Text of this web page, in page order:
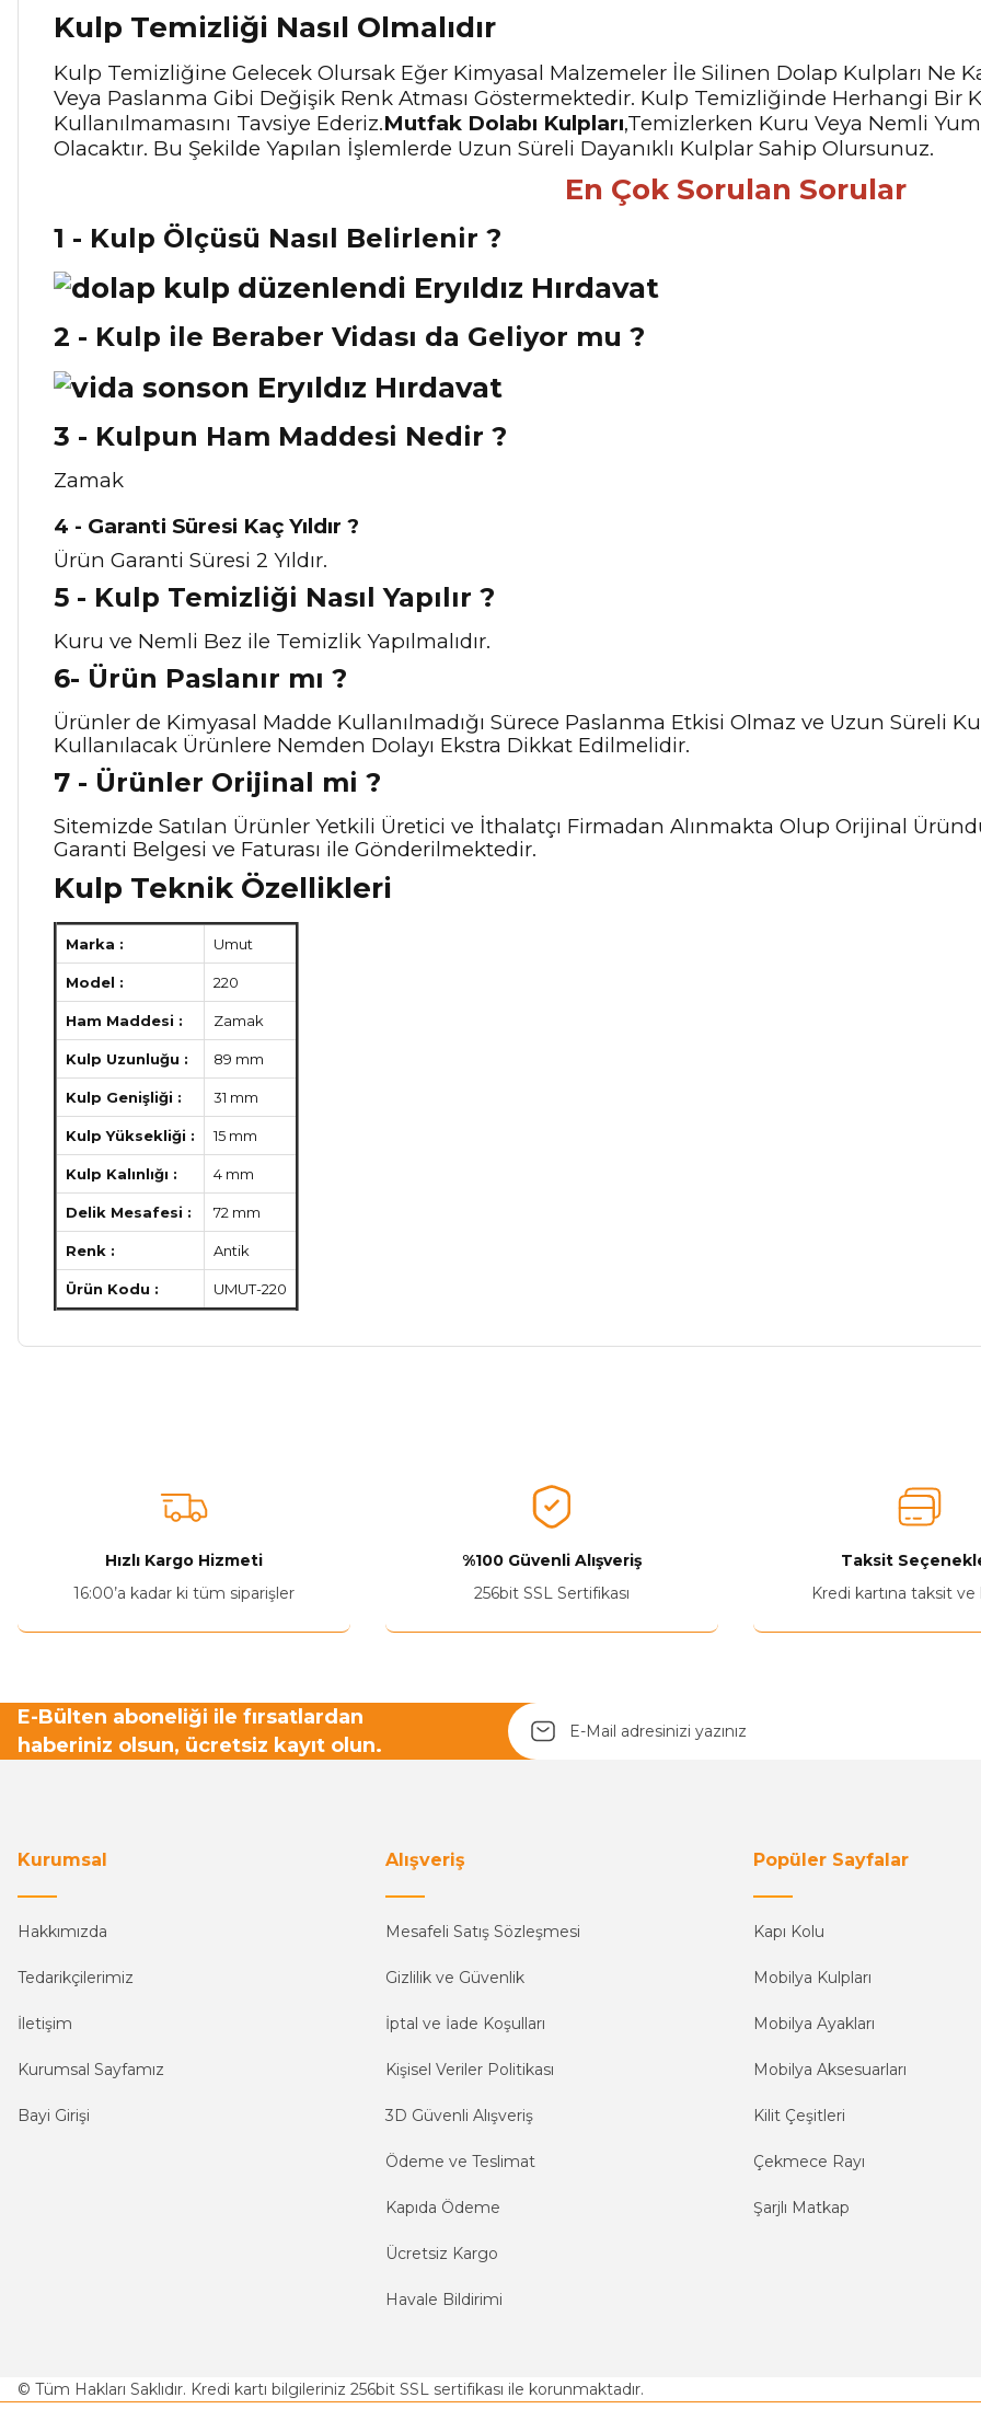
Kulp Temizliği Nasıl Olmalıdır
Kulp Temizliğine Gelecek Olursak Eğer Kimyasal Malzemeler İle Silinen Dolap Kulpları Ne
Veya Paslanma Gibi Değişik Renk Atması Göstermektedir. Kulp Temizliğinde Herhangi Bir
Kullanılmamasını Tavsiye Ederiz.Mutfak Dolabı Kulpları,Temizlerken Kuru Veya Nemli
Olacaktır. Bu Şekilde Yapılan İşlemlerde Uzun Süreli Dayanıklı Kulplar Sahip Olursunuz.
En Çok Sorulan Sorular
1 - Kulp Ölçüsü Nasıl Belirlenir ?
2 - Kulp ile Beraber Vidası da Geliyor mu ?
3 - Kulpun Ham Maddesi Nedir ?
Zamak
4 - Garanti Süresi Kaç Yıldır ?
Ürün Garanti Süresi 2 Yıldır.
5 - Kulp Temizliği Nasıl Yapılır ?
Kuru ve Nemli Bez ile Temizlik Yapılmalıdır.
6- Ürün Paslanır mı ?
Ürünler de Kimyasal Madde Kullanılmadığı Sürece Paslanma Etkisi Olmaz ve Uzun Süreli
Kullanılacak Ürünlere Nemden Dolayı Ekstra Dikkat Edilmelidir.
7 - Ürünler Orijinal mi ?
Sitemizde Satılan Ürünler Yetkili Üretici ve İthalatçı Firmadan Alınmakta Olup Orijinal
Garanti Belgesi ve Faturası ile Gönderilmektedir.
Kulp Teknik Özellikleri
Marka : Umut
Model : 220
Ham Maddesi : Zamak
Kulp Uzunluğu : 89 mm
Kulp Genişliği : 31 mm
Kulp Yüksekliği : 15 mm
Kulp Kalınlığı : 4 mm
Delik Mesafesi : 72 mm
Renk : Antik
Ürün Kodu : UMUT-220
Ürün açıklamasında eksik bilgiler bulunuyor.
Ürün fiyatı diğer sitelerden daha pahalı.
Hızlı Kargo Hizmeti
16:00’a kadar ki tüm siparişler
%100 Güvenli Alışveriş
256bit SSL Sertifikası
Taksit
Kredi kartına taksit ve
E-Bülten aboneliği ile fırsatlardan
haberiniz olsun, ücretsiz kayıt olun.
Kurumsal
Hakkımızda
Tedarikçilerimiz
İletişim
Kurumsal Sayfamız
Bayi Girişi
Alışveriş
Mesafeli Satış Sözleşmesi
Gizlilik ve Güvenlik
İptal ve İade Koşulları
Kişisel Veriler Politikası
3D Güvenli Alışveriş
Ödeme ve Teslimat
Kapıda Ödeme
Ücretsiz Kargo
Havale Bildirimi
Popüler Sayfalar
Kapı Kolu
Mobilya Kulpları
Mobilya Ayakları
Mobilya Aksesuarları
Kilit Çeşitleri
Çekmece Rayı
Şarjlı Matkap
© Tüm Hakları Saklıdır. Kredi kartı bilgileriniz 256bit SSL sertifikası ile korunmaktadır.